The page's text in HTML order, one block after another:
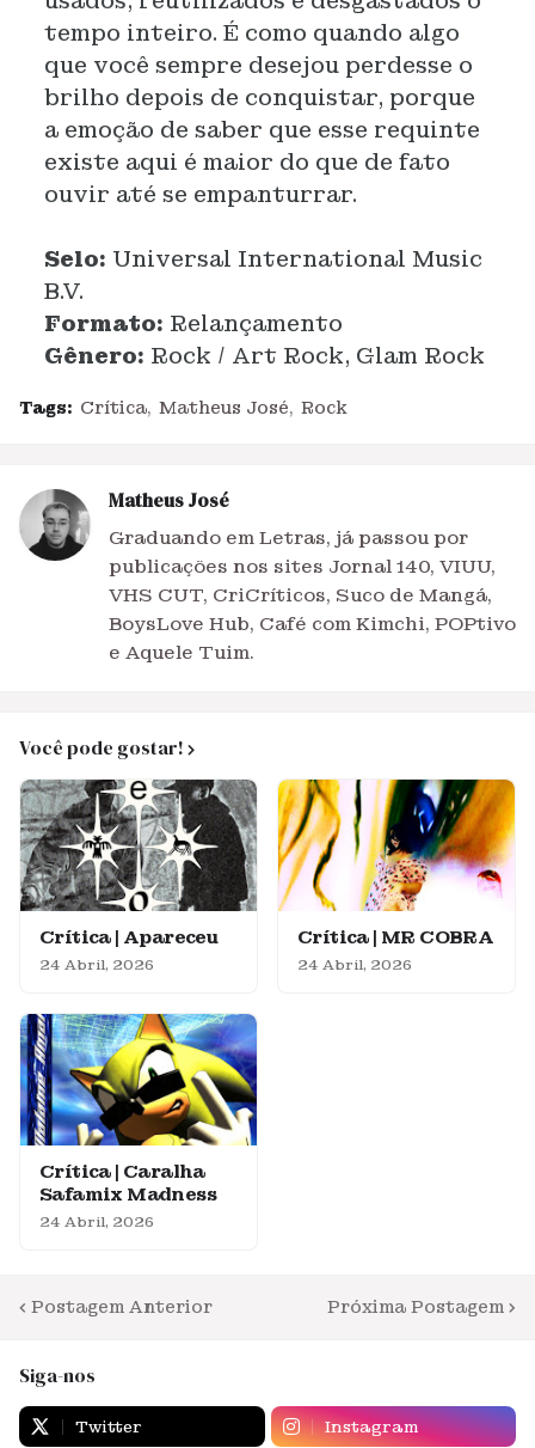
tempo inteiro. É como quando algo
que você sempre desejou perdesse o
brilho depois de conquistar, porque
a emoção de saber que esse requinte
existe aqui é maior do que de fato
ouvir até se empanturrar.
Selo: Universal International Music
B.V.
Formato: Relançamento
Gênero: Rock / Art Rock, Glam Rock
Tags: Crítica Matheus José Rock
Matheus José
Graduando em Letras, já passou por
publicações nos sites Jornal 140, VIUU,
VHS CUT, CriCríticos, Suco de Mangá,
BoysLove Hub, Café com Kimchi, POPtivo
e Aquele Tuim.
Você pode gostar!
Crítica | Apareceu
24 Abril, 2026
Crítica | MR COBRA
24 Abril, 2026
Crítica | Caralha
Safamix Madness
24 Abril, 2026
Postagem Anterior Próxima Postagem
Siga-nos
Twitter Instagram